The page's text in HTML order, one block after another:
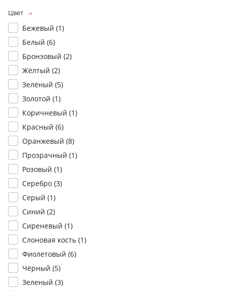
Цвет
Бежевый (1)
Белый (6)
Бронзовый (2)
Жёлтый (2)
Зелёный (5)
Золотой (1)
Коричневый (1)
Красный (6)
Оранжевый (8)
Прозрачный (1)
Розовый (1)
Серебро (3)
Серый (1)
Синий (2)
Сиреневый (1)
Слоновая кость (1)
Фиолетовый (6)
Чёрный (5)
Зеленый (3)